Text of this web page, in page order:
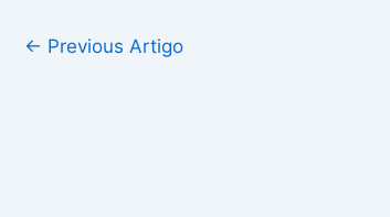
← Previous Artigo